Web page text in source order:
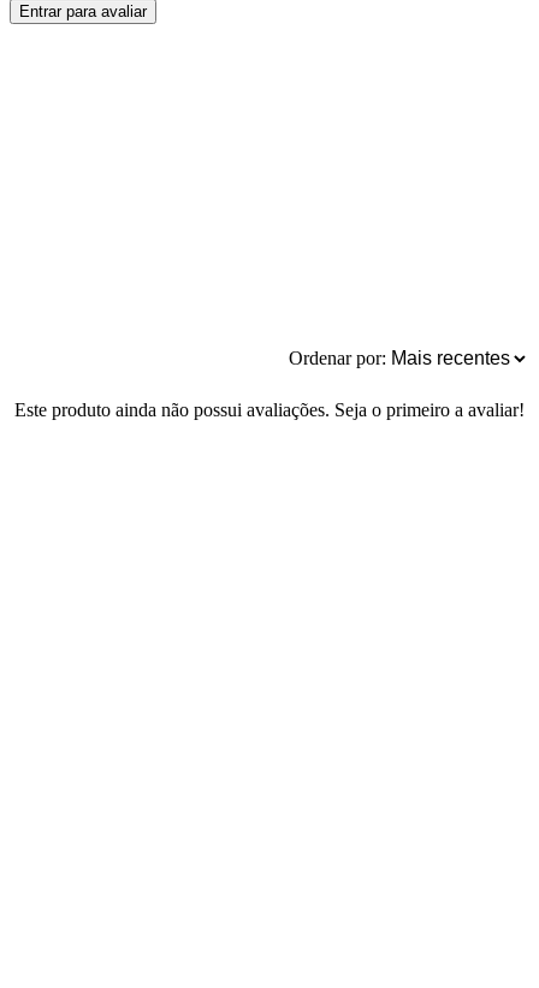
Entrar para avaliar
Ordenar por:
Este produto ainda não possui avaliações. Seja o primeiro a avaliar!